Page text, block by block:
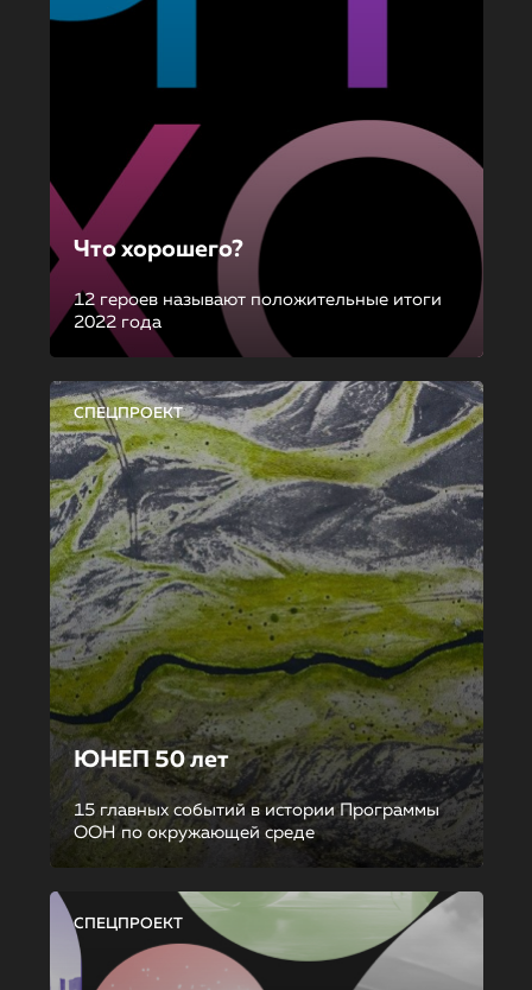
Что хорошего?
12 героев называют положительные итоги
2022 года
СПЕЦПРОЕКТ
ЮНЕП 50 лет
15 главных событий в истории Программы
ООН по окружающей среде
СПЕЦПРОЕКТ